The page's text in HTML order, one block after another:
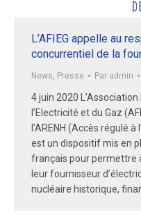
L’AFIEG appelle au
concurrentiel de la
News, Presse Par admin
4 juin 2020
l’Electricité et du Gaz
l’ARENH (Accès régulé
est un dispositif mis en
français pour permettre
leur fournisseur
nucléaire historique,